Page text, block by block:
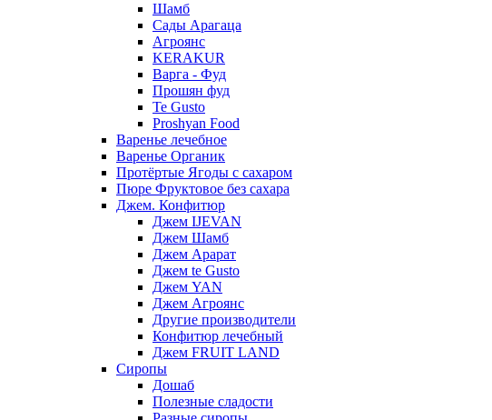
Шамб
Сады Арагаца
Агроянс
KERAKUR
Варга - Фуд
Прошян фуд
Te Gusto
Proshyan Food
Варенье лечебное
Варенье Органик
Протёртые Ягоды с сахаром
Пюре Фруктовое без сахара
Джем. Конфитюр
Джем IJEVAN
Джем Шамб
Джем Арарат
Джем te Gusto
Джем YAN
Джем Агроянс
Другие производители
Конфитюр лечебный
Джем FRUIT LAND
Сиропы
Дошаб
Полезные сладости